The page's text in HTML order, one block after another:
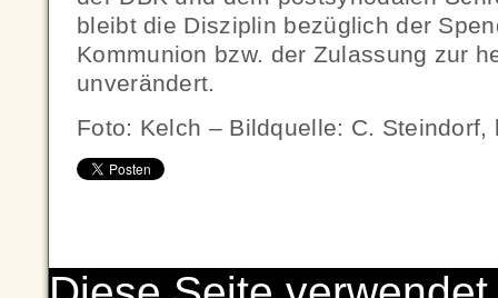
bleibt die Disziplin bezüglich der
Kommunion bzw. der Zulassung zur
unverändert.
Foto: Kelch – Bildquelle: C. Steindorf,